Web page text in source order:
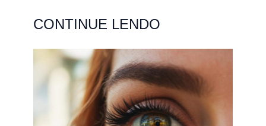
CONTINUE LENDO